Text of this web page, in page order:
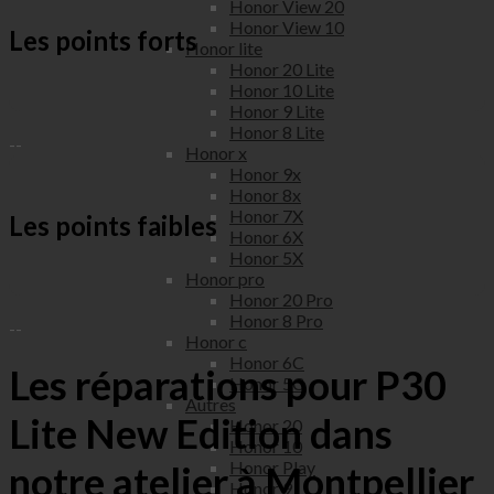
Honor View 20
Honor View 10
Honor lite
Honor 20 Lite
Honor 10 Lite
Honor 9 Lite
Honor 8 Lite
Honor x
Honor 9x
Honor 8x
Honor 7X
Honor 6X
Honor 5X
Honor pro
Honor 20 Pro
Honor 8 Pro
Honor c
Honor 6C
Honor 5C
Autres
Honor 20
Honor 10
Honor Play
Honor 9
Les points forts
--
Les points faibles
--
Les réparations pour P30
Lite New Edition dans
notre atelier à Montpellier